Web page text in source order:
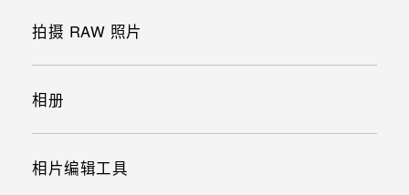
拍摄 RAW 照片
相册
相片编辑工具